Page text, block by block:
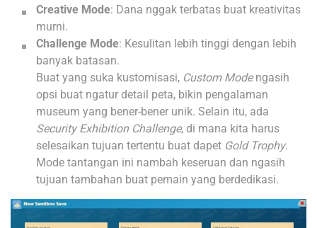
Creative Mode: Dana nggak terbatas buat kreativitas
murni.
Challenge Mode: Kesulitan lebih tinggi dengan lebih
banyak batasan.
Buat yang suka kustomisasi, Custom Modengasih
opsi buat ngatur detail peta, bikin pengalaman
museum yang bener-bener unik. Selain itu, ada
Security Exhibition Challenge, di mana kita harus
selesaikan tujuan tertentu buat dapet Gold Trophy.
Mode tantangan ini nambah keseruan dan ngasih
tujuan tambahan buat pemain yang berdedikasi.